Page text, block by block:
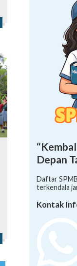
Depan
Daftar
terkendala
Kontak